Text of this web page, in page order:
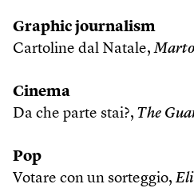
Graphic journalism
Cartoline dal Natale,
Cinema
Da che parte stai?, The
Pop
Votare con un sorteggio,